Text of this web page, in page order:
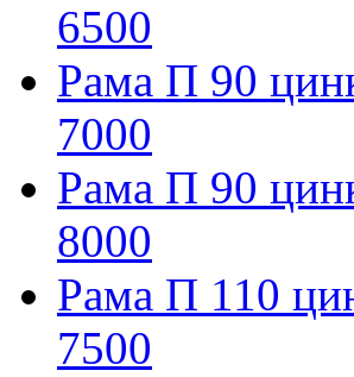
6500
Рама П 90
7000
Рама П 90
8000
Рама П 110
7500